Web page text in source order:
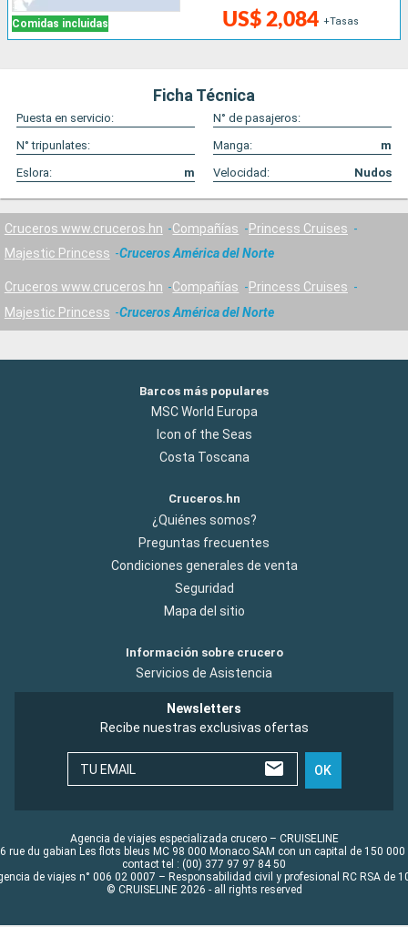
Comidas incluidas US$ 2,084 +Tasas
Ficha Técnica
Puesta en servicio:
N° de pasajeros:
N° tripunlates:
Manga:
m
Eslora:
m Velocidad: Nudos
Cruceros www.cruceros.hn Compañías
Princess Cruises
Majestic Princess
Cruceros América del Norte
Cruceros www.cruceros.hn Compañías
Princess Cruises
Majestic Princess
Cruceros América del Norte
Barcos más populares
MSC World Europa
Icon of the Seas
Costa Toscana
Cruceros.hn
¿Quiénes somos?
Preguntas frecuentes
Condiciones generales de venta
Seguridad
Mapa del sitio
Información sobre crucero
Servicios de Asistencia
Newsletters
Recibe nuestras exclusivas ofertas
TU EMAIL OK
Agencia de viajes especializada crucero – CRUISELINE
rue du gabian Les flots bleus MC 98 000 Monaco SAM con un capital de 150 000
contact tel : (00) 377 97 97 84 50
de viajes n° 006 02 0007 – Responsabilidad civil y profesional RC RSA de
© CRUISELINE 2026 - all rights reserved